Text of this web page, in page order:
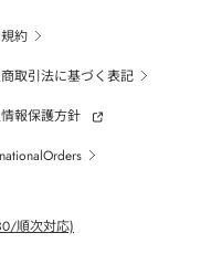
約
取引法に基づく表記
報保護方針
順次対応)